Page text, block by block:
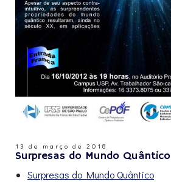
13 de março de 2018
Surpresas do Mundo Quântico
Surpresas do Mundo Quântico